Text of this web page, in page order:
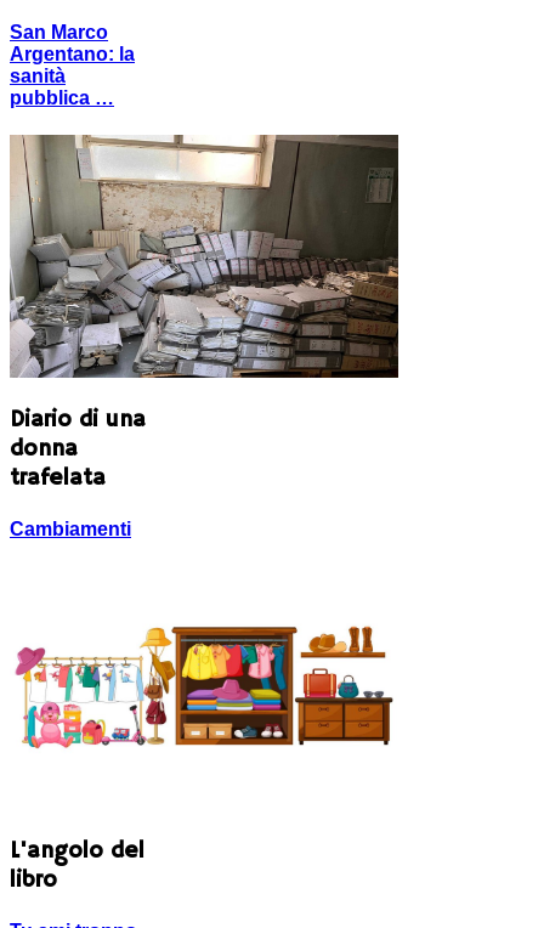
San Marco
Argentano: la
sanità
pubblica …
Diario di una
donna
trafelata
Cambiamenti
L'angolo del
libro